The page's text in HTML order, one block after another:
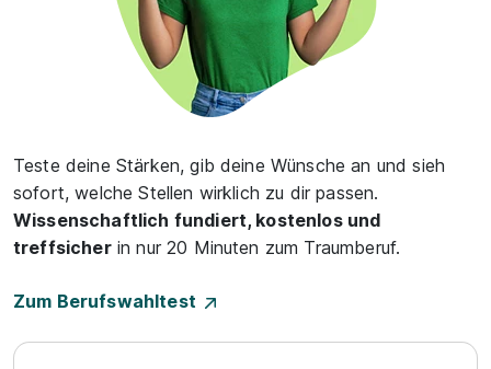
Teste deine Stärken, gib deine Wünsche an und sieh
sofort, welche Stellen wirklich zu dir passen.
Wissenschaftlich fundiert, kostenlos und
treffsicherin nur 20 Minuten zum Traumberuf.
Zum Berufswahltest